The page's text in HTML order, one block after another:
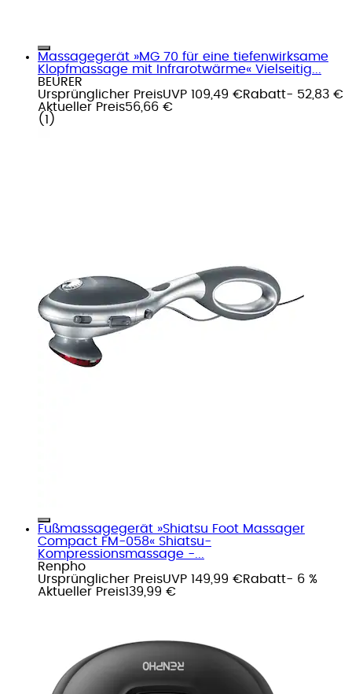
Massagegerät »MG 70 für eine tiefenwirksame
Klopfmassage mit Infrarotwärme« Vielseitig...
BEURER
Ursprünglicher PreisUVP 109,49 €Rabatt- 52,83 €
Aktueller Preis56,66 €
( 1 )
Fußmassagegerät »Shiatsu Foot Massager
Compact FM-058« Shiatsu-
Kompressionsmassage -...
Renpho
Ursprünglicher PreisUVP 149,99 €Rabatt- 6 %
Aktueller Preis139,99 €